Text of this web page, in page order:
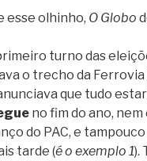
esse olhinho, O Globo
turno das
o trecho da
que tudo
no fim do ano,
do PAC, e
tarde (é o exemplo 1).